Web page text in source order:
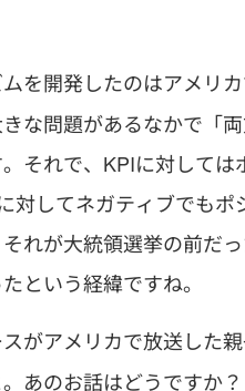
を開発したのはアメリ
な問題があるなかで「
それで、KPIに対して
対してネガティブでも
れが大統領選挙の前だ
という経緯ですね。
がアメリカで放送した
あのお話はどうですか？